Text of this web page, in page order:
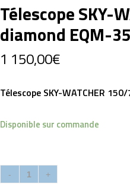
Télescope SKY-
diamond EQM-
1 150,00€
Télescope SKY-WATCHER
Disponible sur commande